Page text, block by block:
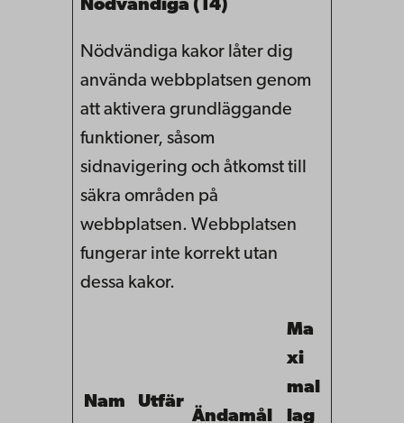
Nödvändiga (14)
Nödvändiga kakor låter dig
använda webbplatsen genom
att aktivera grundläggande
funktioner, såsom
sidnavigering och åtkomst till
säkra områden på
webbplatsen. Webbplatsen
fungerar inte korrekt utan
dessa kakor.
Nam
Utfär
Ändamål
Ma
xi
mal
lag